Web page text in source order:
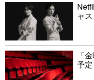
ャ
「
予定